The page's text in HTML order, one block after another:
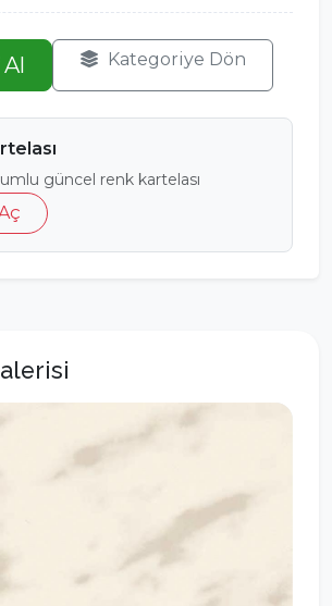
Kategoriye Dön
güncel renk kartelası